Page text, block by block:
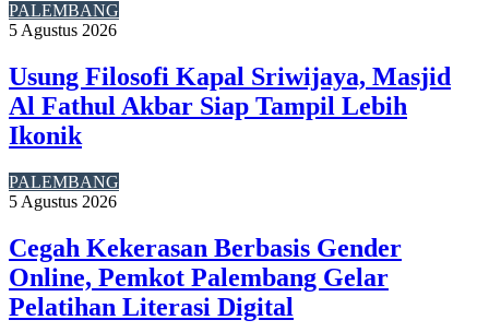
PALEMBANG
5 Agustus 2026
Usung Filosofi Kapal Sriwijaya, Masjid
Al Fathul Akbar Siap Tampil Lebih
Ikonik
PALEMBANG
5 Agustus 2026
Cegah Kekerasan Berbasis Gender
Online, Pemkot Palembang Gelar
Pelatihan Literasi Digital